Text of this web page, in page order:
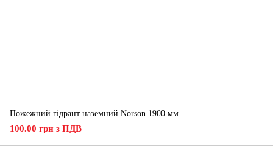
Пожежний гідрант наземний Norson 1900 мм
100.00 грн з ПДВ